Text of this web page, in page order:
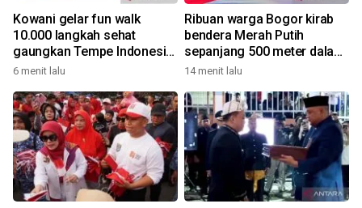
Kowani gelar fun walk
10.000 langkah sehat
gaungkan Tempe Indonesia
Goes to UNESCO
6 menit lalu
Ribuan warga Bogor kirab
bendera Merah Putih
sepanjang 500 meter dalam
rangkaian FMP ke-11
14 menit lalu